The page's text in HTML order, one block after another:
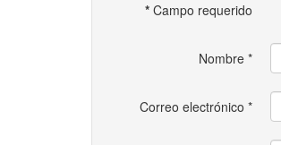
* Campo requerido
Nombre *
Correo electrónico *